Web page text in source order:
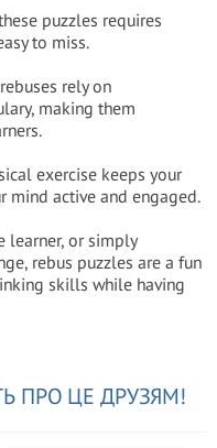
puzzles requires
to miss.
rely on
making them
exercise keeps your
mind active and engaged.
learner, or simply
rebus puzzles are a fun
skills while having
ПРО ЦЕ ДРУЗЯМ!